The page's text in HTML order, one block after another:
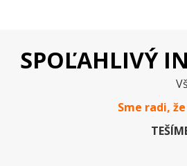
SPOĽAHLIVÝ
Sme radi,